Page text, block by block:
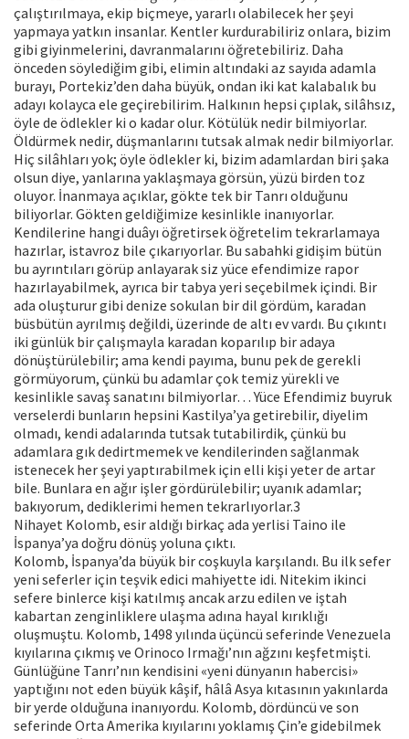
çalıştırılmaya, ekip biçmeye, yararlı olabilecek her şeyi
yapmaya yatkın insanlar. Kentler kurdurabiliriz onlara, bizim
gibi giyinmelerini, davranmalarını öğretebiliriz. Daha
önceden söylediğim gibi, elimin altındaki az sayıda adamla
burayı, Portekiz’den daha büyük, ondan iki kat kalabalık bu
adayı kolayca ele geçirebilirim. Halkının hepsi çıplak, silâhsız,
öyle de ödlekler ki o kadar olur. Kötülük nedir bilmiyorlar.
Öldürmek nedir, düşmanlarını tutsak almak nedir bilmiyorlar.
Hiç silâhları yok; öyle ödlekler ki, bizim adamlardan biri şaka
olsun diye, yanlarına yaklaşmaya görsün, yüzü birden toz
oluyor. İnanmaya açıklar, gökte tek bir Tanrı olduğunu
biliyorlar. Gökten geldiğimize kesinlikle inanıyorlar.
Kendilerine hangi duâyı öğretirsek öğretelim tekrarlamaya
hazırlar, istavroz bile çıkarıyorlar. Bu sabahki gidişim bütün
bu ayrıntıları görüp anlayarak siz yüce efendimize rapor
hazırlayabilmek, ayrıca bir tabya yeri seçebilmek içindi. Bir
ada oluşturur gibi denize sokulan bir dil gördüm, karadan
büsbütün ayrılmış değildi, üzerinde de altı ev vardı. Bu çıkıntı
iki günlük bir çalışmayla karadan koparılıp bir adaya
dönüştürülebilir; ama kendi payıma, bunu pek de gerekli
görmüyorum, çünkü bu adamlar çok temiz yürekli ve
kesinlikle savaş sanatını bilmiyorlar… Yüce Efendimiz buyruk
verselerdi bunların hepsini Kastilya’ya getirebilir, diyelim
olmadı, kendi adalarında tutsak tutabilirdik, çünkü bu
adamlara gık dedirtmemek ve kendilerinden sağlanmak
istenecek her şeyi yaptırabilmek için elli kişi yeter de artar
bile. Bunlara en ağır işler gördürülebilir; uyanık adamlar;
bakıyorum, dediklerimi hemen tekrarlıyorlar.3
Nihayet Kolomb, esir aldığı birkaç ada yerlisi Taino ile
İspanya’ya doğru dönüş yoluna çıktı.
Kolomb, İspanya’da büyük bir coşkuyla karşılandı. Bu ilk sefer
yeni seferler için teşvik edici mahiyette idi. Nitekim ikinci
sefere binlerce kişi katılmış ancak arzu edilen ve iştah
kabartan zenginliklere ulaşma adına hayal kırıklığı
oluşmuştu. Kolomb, 1498 yılında üçüncü seferinde Venezuela
kıyılarına çıkmış ve Orinoco Irmağı’nın ağzını keşfetmişti.
Günlüğüne Tanrı’nın kendisini «yeni dünyanın habercisi»
yaptığını not eden büyük kâşif, hâlâ Asya kıtasının yakınlarda
bir yerde olduğuna inanıyordu. Kolomb, dördüncü ve son
seferinde Orta Amerika kıyılarını yoklamış Çin’e gidebilmek